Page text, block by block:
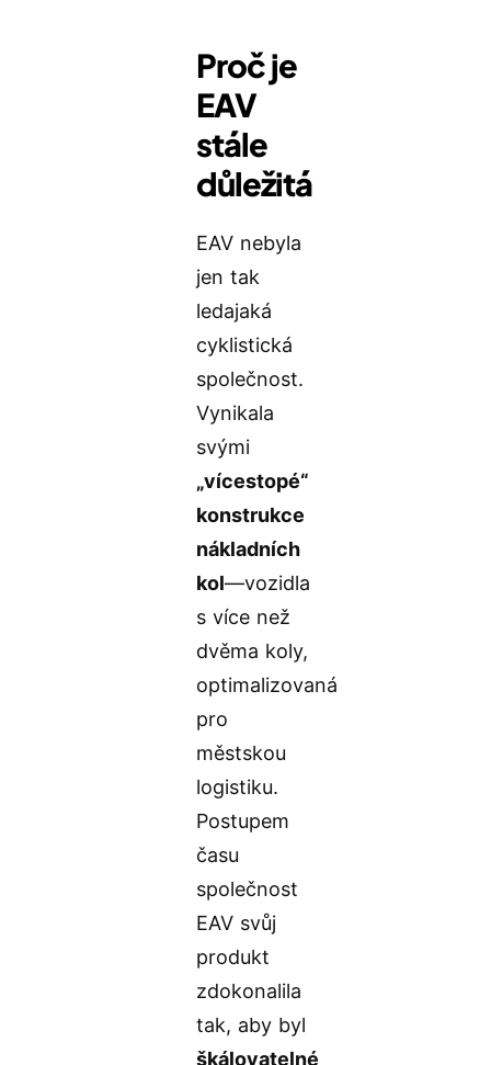
Proč je
EAV
stále
důležitá
EAV nebyla
jen tak
ledajaká
cyklistická
společnost.
Vynikala
svými
„vícestopé“
konstrukce
nákladních
kol—vozidla
s více než
dvěma koly,
optimalizovaná
pro
městskou
logistiku.
Postupem
času
společnost
EAV svůj
produkt
zdokonalila
tak, aby byl
škálovatelné